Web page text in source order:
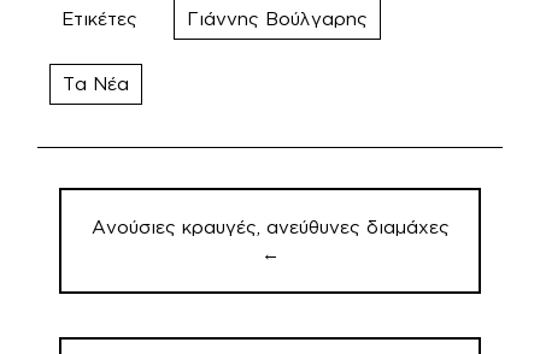
Ετικέτες Γιάννης Βούλγαρης
Τα Νέα
Πλοήγηση
άρθρωνΑνούσιες κραυγές, ανεύθυνες διαμάχες
←